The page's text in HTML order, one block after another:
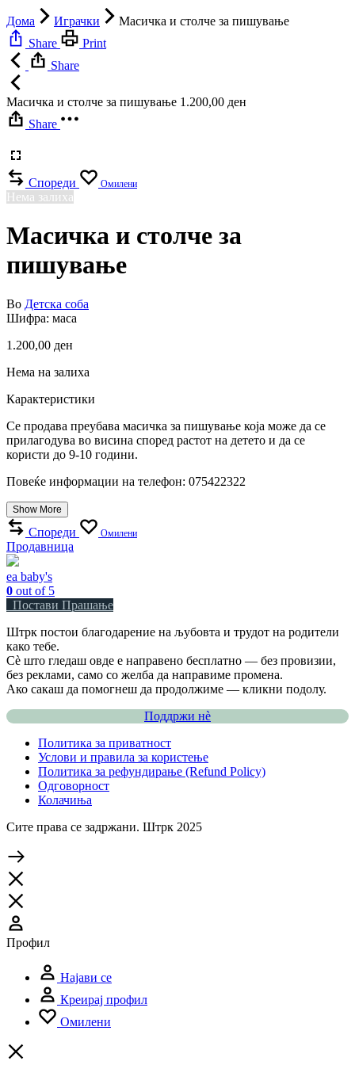
Дома Играчки
Масичка и столче за пишување
Share
Print
Share
Масичка и столче за пишување 1.200,00 ден
Share
Спореди Омилени
Нема залиха
Масичка и столче за
пишување
Во Детска соба
Шифра: маса
1.200,00 ден
Нема на залиха
Карактеристики
Се продава преубава масичка за пишување која може да се
прилагодува во висина според растот на детето и да се
користи до 9-10 години.
Повеќе информации на телефон: 075422322
Show More
Спореди Омилени
Продавница
ea baby's
0 out of 5
Постави Прашање
Штрк постои благодарение на љубовта и трудот на родители
како тебе.
Сè што гледаш овде е направено бесплатно — без провизии,
без реклами, само со желба да направиме промена.
Ако сакаш да помогнеш да продолжиме — кликни подолу.
Поддржи нѐ
Политика за приватност
Услови и правила за користење
Политика за рефундирање (Refund Policy)
Одговорност
Колачиња
Сите права се задржани. Штрк 2025
Профил
Најави се
Креирај профил
Омилени